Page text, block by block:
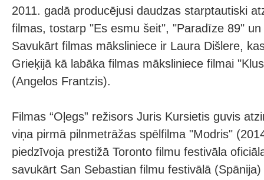
2011. gadā producējusi daudzas starptautiski
filmas, tostarp "Es esmu šeit", "Paradīze 89"
Savukārt filmas māksliniece ir Laura Dišlere,
Grieķijā kā labāka filmas māksliniece filmai
(Angelos Frantzis).
Filmas “Oļegs” režisors Juris Kursietis guvis
viņa pirmā pilnmetrāžas spēlfilma "Modris"
piedzīvoja prestižā Toronto filmu festivāla
savukārt San Sebastian filmu festivālā